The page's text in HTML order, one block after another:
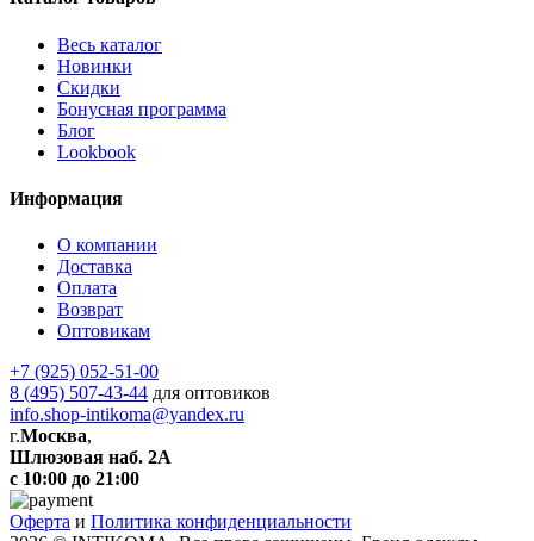
Весь каталог
Новинки
Скидки
Бонусная программа
Блог
Lookbook
Информация
О компании
Доставка
Оплата
Возврат
Оптовикам
+7 (925) 052-51-00
8 (495) 507-43-44 для оптовиков
info.shop-intikoma@yandex.ru
г.Москва,
Шлюзовая наб. 2А
с 10:00 до 21:00
Оферта и Политика конфиденциальности